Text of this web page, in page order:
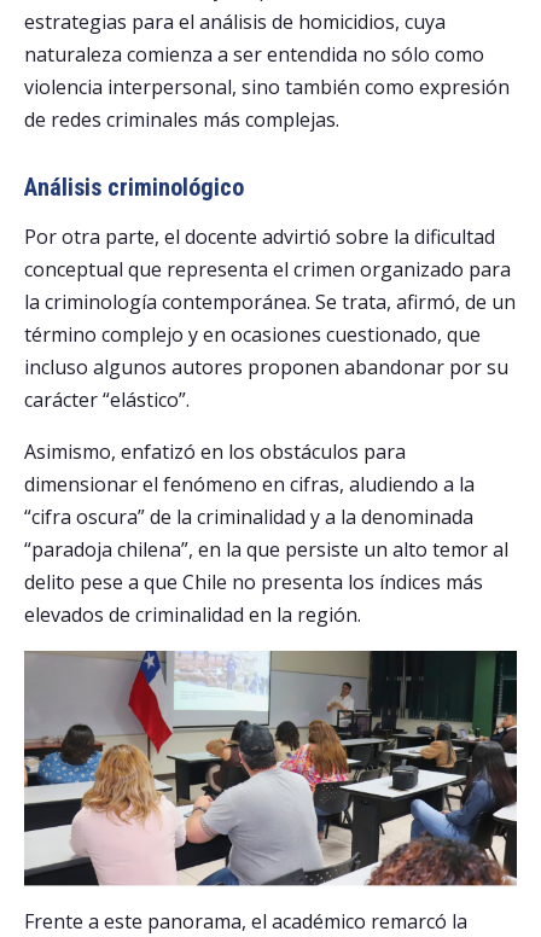
estrategias para el análisis de homicidios, cuya
naturaleza comienza a ser entendida no sólo como
violencia interpersonal, sino también como expresión
de redes criminales más complejas.
Análisis criminológico
Por otra parte, el docente advirtió sobre la dificultad
conceptual que representa el crimen organizado para
la criminología contemporánea. Se trata, afirmó, de un
término complejo y en ocasiones cuestionado, que
incluso algunos autores proponen abandonar por su
carácter “elástico”.
Asimismo, enfatizó en los obstáculos para
dimensionar el fenómeno en cifras, aludiendo a la
“cifra oscura” de la criminalidad y a la denominada
“paradoja chilena”, en la que persiste un alto temor al
delito pese a que Chile no presenta los índices más
elevados de criminalidad en la región.
Frente a este panorama, el académico remarcó la